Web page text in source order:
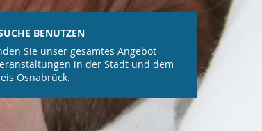
BENUTZEN
Sie unser gesamtes Angebot
in der Stadt und dem
Osnabrück.